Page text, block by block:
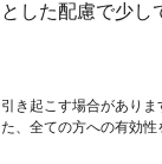
した配慮で少し
き起こす場合があり
全ての方への有効性